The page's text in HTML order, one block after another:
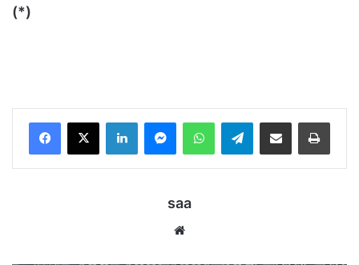
(*)
LinkedInMessengerWhatsAppTelegramBagikan melalui Email Cetak
saa